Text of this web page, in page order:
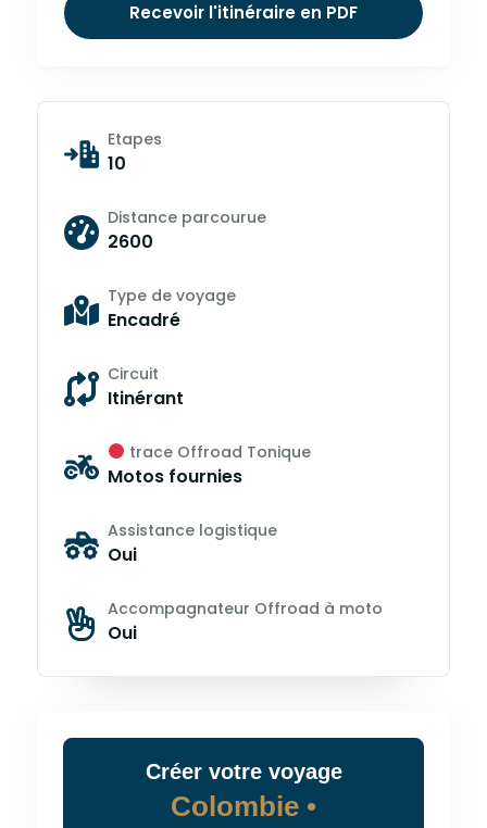
Recevoir l'itinéraire en PDF
Etapes
10
Distance parcourue
2600
Type de voyage
Encadré
Circuit
Itinérant
trace Offroad Tonique
Motos fournies
Assistance logistique
Oui
Accompagnateur Offroad à moto
Oui
Créer votrevoyage
Colombie •